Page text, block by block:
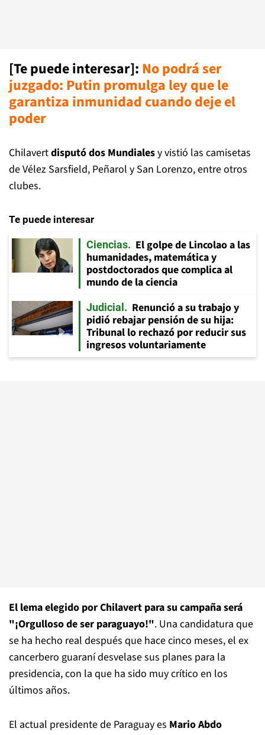
[Te puede interesar]: No podrá ser
juzgado: Putin promulga ley que le
garantiza inmunidad cuando deje el
poder
Chilavertdisputó dos Mundialesy vistió las camisetas
de Vélez Sarsfield, Peñarol y San Lorenzo, entre otros
clubes.
Te puede interesar
Ciencias
El golpe de Lincolao a las
humanidades, matemática y
postdoctorados que complica al
mundo de la ciencia
Judicial
Renunció a su trabajo y
pidió rebajar pensión de su hija:
Tribunal lo rechazó por reducir sus
ingresos voluntariamente
El lema elegido por Chilavert para su campaña será
"¡Orgulloso de ser paraguayo!". Una candidatura que
se ha hecho real después que hace cinco meses, el ex
cancerbero guaraní desvelase sus planes para la
presidencia, con la que ha sido muy crítico en los
últimos años.
El actual presidente de Paraguay es Mario Abdo